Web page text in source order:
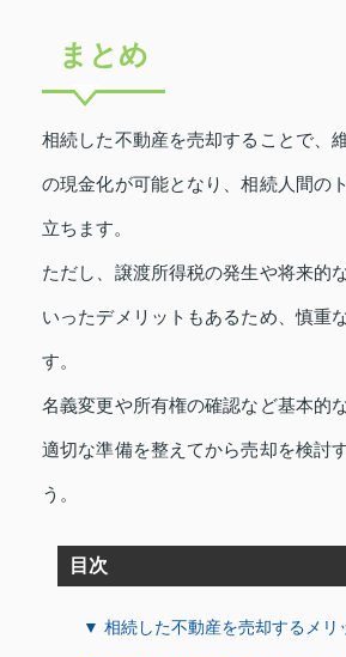
まとめ
相続した不動産を売却することで、
の現金化が可能となり、相続人間の
立ちます。
ただし、譲渡所得税の発生や将来的
いったデメリットもあるため、慎重
す。
名義変更や所有権の確認など基本的
適切な準備を整えてから売却を検討
う。
目次
▼ 相続した不動産を売却するメリ